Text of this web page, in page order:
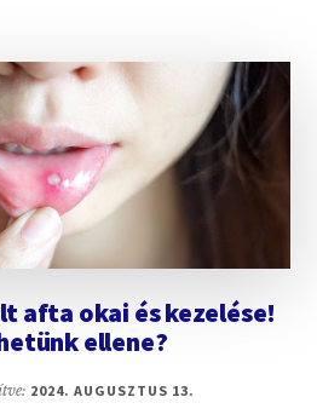
SZERKEZETE
ÉS
afta okai és kezelése!
ellene?
2024. AUGUSZTUS 13.